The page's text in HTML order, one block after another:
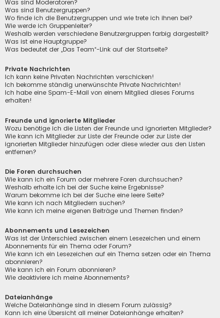
Was sind Moderatoren?
Was sind Benutzergruppen?
Wo finde ich die Benutzergruppen und wie trete ich ihnen bei?
Wie werde ich Gruppenleiter?
Weshalb werden verschiedene Benutzergruppen farbig dargestellt?
Was ist eine Hauptgruppe?
Was bedeutet der „Das Team“-Link auf der Startseite?
Private Nachrichten
Ich kann keine Privaten Nachrichten verschicken!
Ich bekomme ständig unerwünschte Private Nachrichten!
Ich habe eine Spam-E-Mail von einem Mitglied dieses Forums
erhalten!
Freunde und ignorierte Mitglieder
Wozu benötige ich die Listen der Freunde und ignorierten Mitglieder?
Wie kann ich Mitglieder zur Liste der Freunde oder zur Liste der
ignorierten Mitglieder hinzufügen oder diese wieder aus den Listen
entfernen?
Die Foren durchsuchen
Wie kann ich ein Forum oder mehrere Foren durchsuchen?
Weshalb erhalte ich bei der Suche keine Ergebnisse?
Warum bekomme ich bei der Suche eine leere Seite?
Wie kann ich nach Mitgliedern suchen?
Wie kann ich meine eigenen Beiträge und Themen finden?
Abonnements und Lesezeichen
Was ist der Unterschied zwischen einem Lesezeichen und einem
Abonnements für ein Thema oder Forum?
Wie kann ich ein Lesezeichen auf ein Thema setzen oder ein Thema
abonnieren?
Wie kann ich ein Forum abonnieren?
Wie deaktiviere ich meine Abonnements?
Dateianhänge
Welche Dateianhänge sind in diesem Forum zulässig?
Kann ich eine Übersicht all meiner Dateianhänge erhalten?